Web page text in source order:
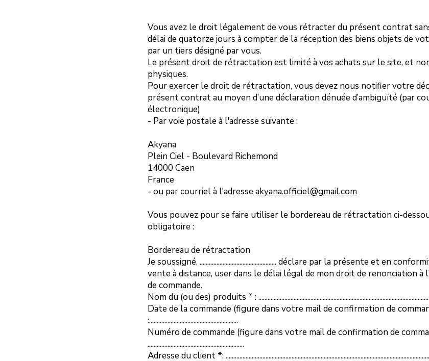
Vous avez le droit légalement de vous rétracter du présent contrat
délai de quatorze jours à compter de la réception des biens objets de
par un tiers désigné par vous.
Le présent droit de rétractation est limité à vos achats sur le site, et
physiques.
Pour exercer le droit de rétractation, vous devez nous notifier votre
présent contrat au moyen d’une déclaration dénuée d’ambiguïté (par
électronique)
- Par voie postale à l'adresse suivante :
Akyana
Plein Ciel - Boulevard Richemond
14000 Caen
France
- ou par courriel à l'adresse akyana.officiel@gmail.com
Vous pouvez pour se faire utiliser le bordereau de rétractation ci-
obligatoire :
Bordereau de rétractation
Je soussigné, .................................................. déclare par la présente et en
vente à distance, user dans le délai légal de mon droit de renonciation
de commande.
Nom du (ou des) produits * :
Date de la commande (figure dans votre mail de confirmation de
:..........................................................
Numéro de commande (figure dans votre mail de confirmation de
...............................................................
Adresse du client *: